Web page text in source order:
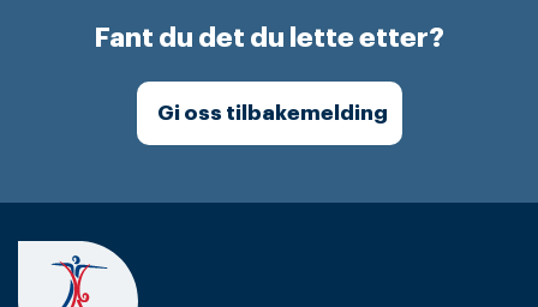
Fant du det du lette etter?
Gi oss tilbakemelding